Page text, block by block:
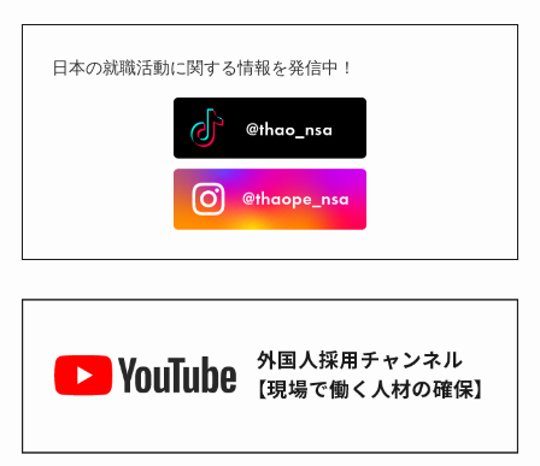
日本の就職活動に関する情報を発信中！